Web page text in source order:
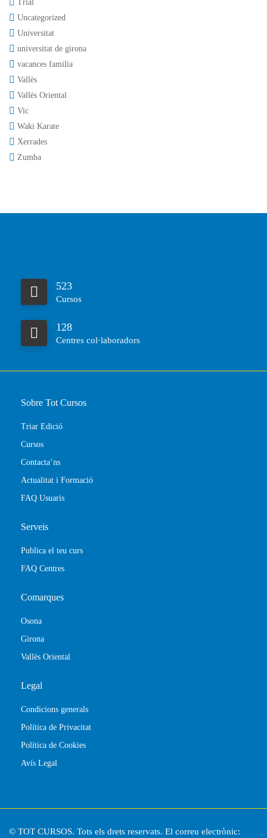
Trial
Uncategorized
Universitat
universitat de girona
vacances familia
Vallès
Vallès Oriental
Vic
Waki Karate
Xerrades
Zumba
523
Cursos
128
Centres col·laboradors
Sobre Tot Cursos
Triar Edició
Cursos
Contacta’ns
Actualitat i Formació
FAQ Usuaris
Serveis
Publica el teu curs
FAQ Centres
Comarques
Osona
Girona
Vallès Oriental
Legal
Condicions generals
Política de Privacitat
Política de Cookies
Avís Legal
© TOT CURSOS. Tots els drets reservats. El correu electrònic: